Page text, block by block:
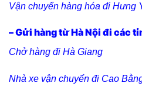
Vận chuyển hàng hóa đi Hưng
– Gửi hàng từ Hà Nội đi các
Chở hàng đi Hà Giang
Nhà xe vận chuyển đi Cao